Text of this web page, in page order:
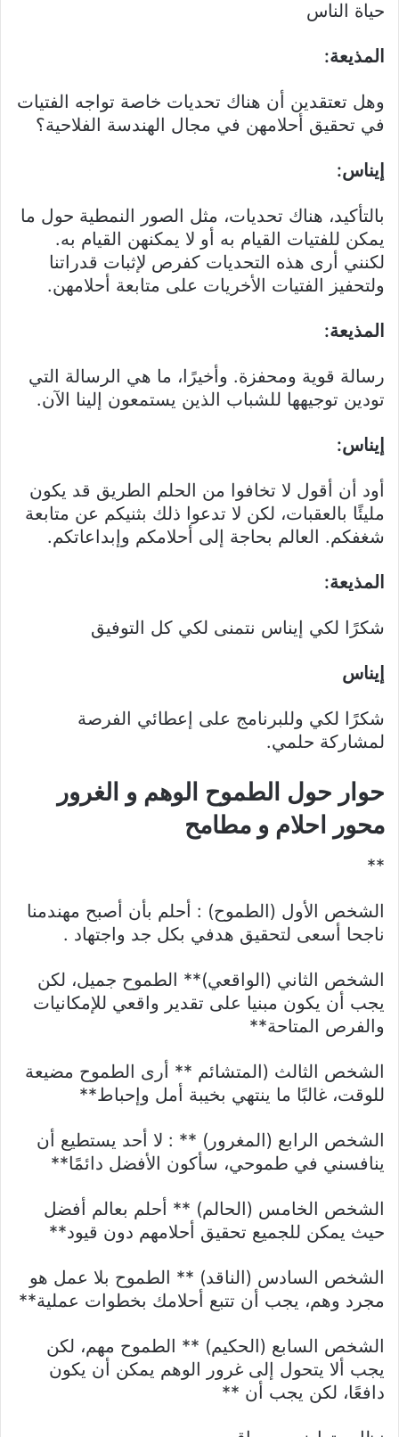
حياة الناس
المذيعة:
وهل تعتقدين أن هناك تحديات خاصة تواجه الفتيات
في تحقيق أحلامهن في مجال الهندسة الفلاحية؟
إيناس:
بالتأكيد، هناك تحديات، مثل الصور النمطية حول ما
يمكن للفتيات القيام به أو لا يمكنهن القيام به.
لكنني أرى هذه التحديات كفرص لإثبات قدراتنا
ولتحفيز الفتيات الأخريات على متابعة أحلامهن.
المذيعة:
رسالة قوية ومحفزة. وأخيرًا، ما هي الرسالة التي
تودين توجيهها للشباب الذين يستمعون إلينا الآن.
إيناس:
أود أن أقول لا تخافوا من الحلم الطريق قد يكون
مليئًا بالعقبات، لكن لا تدعوا ذلك بثنيكم عن متابعة
شغفكم. العالم بحاجة إلى أحلامكم وإبداعاتكم.
المذيعة:
شكرًا لكي إيناس نتمنى لكي كل التوفيق
إيناس
شكرًا لكي وللبرنامج على إعطائي الفرصة
لمشاركة حلمي.
حوار حول الطموح الوهم و الغرور
محور احلام و مطامح
**
الشخص الأول (الطموح) : أحلم بأن أصبح مهندمنا
ناجحا أسعى لتحقيق هدفي بكل جد واجتهاد .
الشخص الثاني (الواقعي)** الطموح جميل، لكن
يجب أن يكون مبنيا على تقدير واقعي للإمكانيات
والفرص المتاحة**
الشخص الثالث (المتشائم ** أرى الطموح مضيعة
للوقت، غالبًا ما ينتهي بخيبة أمل وإحباط**
الشخص الرابع (المغرور) ** : لا أحد يستطيع أن
ينافسني في طموحي، سأكون الأفضل دائمًا**
الشخص الخامس (الحالم) ** أحلم بعالم أفضل
حيث يمكن للجميع تحقيق أحلامهم دون قيود**
الشخص السادس (الناقد) ** الطموح بلا عمل هو
مجرد وهم، يجب أن تتبع أحلامك بخطوات عملية**
الشخص السابع (الحكيم) ** الطموح مهم، لكن
يجب ألا يتحول إلى غرور الوهم يمكن أن يكون
دافعًا، لكن يجب أن **